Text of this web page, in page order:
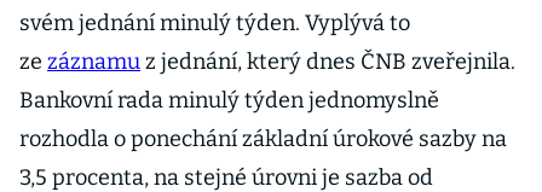
svém jednání minulý týden. Vyplývá to
ze záznamuz jednání, který dnes ČNB zveřejnila.
Bankovní rada minulý týden jednomyslně
rozhodla o ponechání základní úrokové sazby na
3,5 procenta, na stejné úrovni je sazba od